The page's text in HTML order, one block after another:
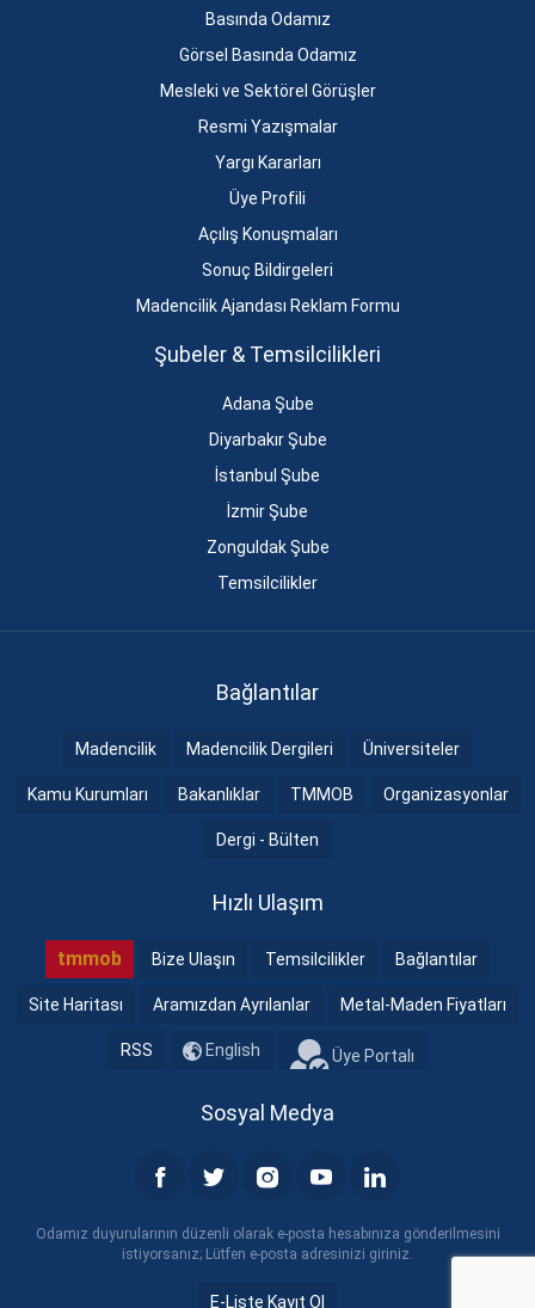
Basında Odamız
Görsel Basında Odamız
Mesleki ve Sektörel Görüşler
Resmi Yazışmalar
Yargı Kararları
Üye Profili
Açılış Konuşmaları
Sonuç Bildirgeleri
Madencilik Ajandası Reklam Formu
Şubeler & Temsilcilikleri
Adana Şube
Diyarbakır Şube
İstanbul Şube
İzmir Şube
Zonguldak Şube
Temsilcilikler
Bağlantılar
Madencilik Madencilik Dergileri Üniversiteler
Kamu Kurumları Bakanlıklar TMMOB Organizasyonlar
Dergi - Bülten
Hızlı Ulaşım
tmmob Bize Ulaşın Temsilcilikler Bağlantılar
Site Haritası Aramızdan Ayrılanlar Metal-Maden Fiyatları
RSS English Üye Portalı
Sosyal Medya
Odamız duyurularının düzenli olarak e-posta hesabınıza gönderilmesini
istiyorsanız; Lütfen e-posta adresinizi giriniz.
E-Liste Kayıt Ol